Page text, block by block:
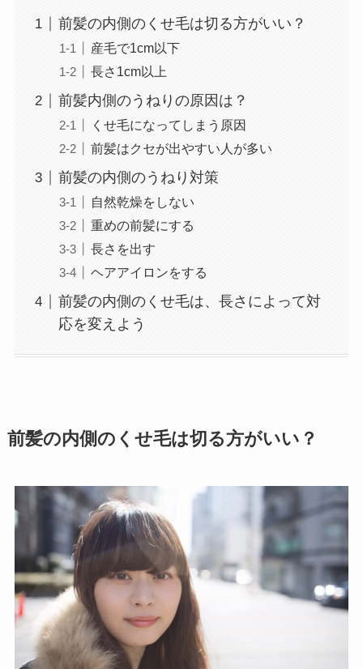
前髪の内側のくせ毛は切る方がいい？
産毛で1cm以下
長さ1cm以上
前髪内側のうねりの原因は？
くせ毛になってしまう原因
前髪はクセが出やすい人が多い
前髪の内側のうねり対策
自然乾燥をしない
重めの前髪にする
長さを出す
ヘアアイロンをする
前髪の内側のくせ毛は、長さによって対
応を変えよう
前髪の内側のくせ毛は切る方がいい？